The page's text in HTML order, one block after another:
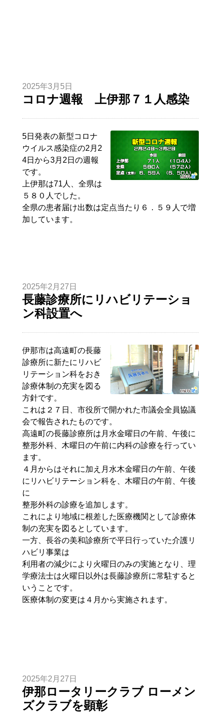
2025年3月5日
コロナ週報 上伊那７１人感染
5日発表の新型コロナ
ウイルス感染症の2月2
4日から3月2日の週報
です。
上伊那は71人、全県は
５８０人でした。
全県の患者届け出数は定点当たり６．５９人で増
加しています。
2025年2月27日
長藤診療所にリハビリテーショ
ン科設置へ
伊那市は高遠町の長藤
診療所に新たにリハビ
リテーション科をおき
診療体制の充実を図る
方針です。
これは２７日、市役所で開かれた市議会全員協議
会で報告されたものです。
高遠町の長藤診療所は月水金曜日の午前、午後に
整形外科、木曜日の午前に内科の診療を行ってい
ます。
４月からはそれに加え月水木金曜日の午前、午後
にリハビリテーション科を、木曜日の午前、午後
に
整形外科の診療を追加します。
これにより地域に根差した医療機関として診療体
制の充実を図るとしています。
一方、長谷の美和診療所で平日行っていた介護リ
ハビリ事業は
利用者の減少により火曜日のみの実施となり、理
学療法士は火曜日以外は長藤診療所に常駐すると
いうことです。
医療体制の変更は４月から実施されます。
2025年2月27日
伊那ロータリークラブ ローメン
ズクラブを顕彰